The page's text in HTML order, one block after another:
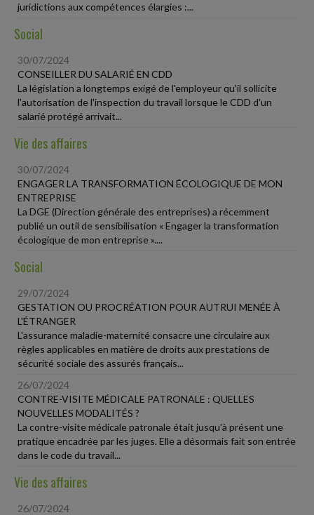
juridictions aux compétences élargies :...
Social
30/07/2024
CONSEILLER DU SALARIÉ EN CDD
La législation a longtemps exigé de l'employeur qu'il sollicite
l'autorisation de l'inspection du travail lorsque le CDD d'un
salarié protégé arrivait...
Vie des affaires
30/07/2024
ENGAGER LA TRANSFORMATION ÉCOLOGIQUE DE MON
ENTREPRISE
La DGE (Direction générale des entreprises) a récemment
publié un outil de sensibilisation « Engager la transformation
écologique de mon entreprise »....
Social
29/07/2024
GESTATION OU PROCRÉATION POUR AUTRUI MENÉE À
L'ÉTRANGER
L'assurance maladie-maternité consacre une circulaire aux
règles applicables en matière de droits aux prestations de
sécurité sociale des assurés français...
26/07/2024
CONTRE-VISITE MÉDICALE PATRONALE : QUELLES
NOUVELLES MODALITÉS ?
La contre-visite médicale patronale était jusqu'à présent une
pratique encadrée par les juges. Elle a désormais fait son entrée
dans le code du travail...
Vie des affaires
26/07/2024